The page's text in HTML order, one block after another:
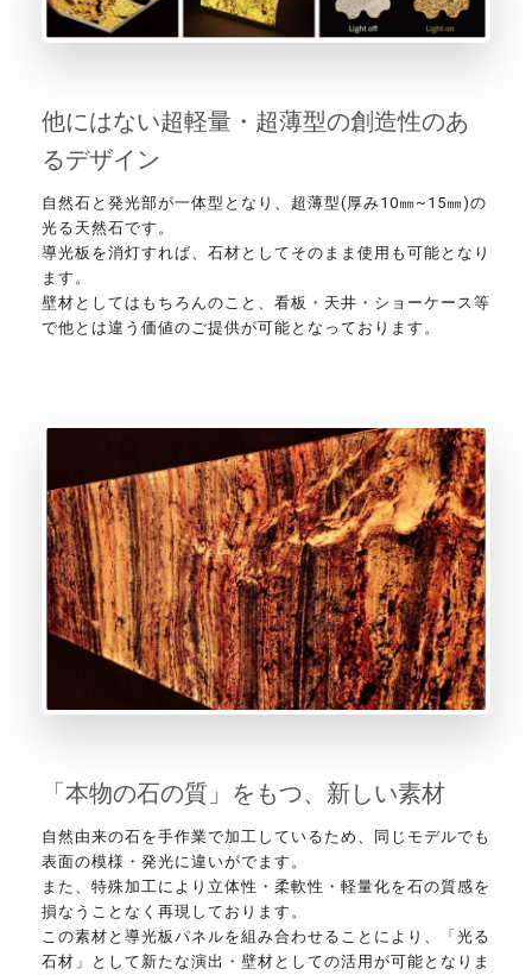
他にはない超軽量・超薄型の創造性のあ
るデザイン
自然石と発光部が一体型となり、超薄型(厚み10㎜~15㎜)の
光る天然石です。
導光板を消灯すれば、石材としてそのまま使用も可能となり
ます。
壁材としてはもちろんのこと、看板・天井・ショーケース等
で他とは違う価値のご提供が可能となっております。
「本物の石の質」をもつ、新しい素材
自然由来の石を手作業で加工しているため、同じモデルでも
表面の模様・発光に違いがでます。
また、特殊加工により立体性・柔軟性・軽量化を石の質感を
損なうことなく再現しております。
この素材と導光板パネルを組み合わせることにより、「光る
石材」として新たな演出・壁材としての活用が可能となりま